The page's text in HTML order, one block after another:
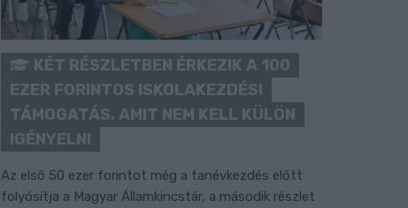
KÉT RÉSZLETBEN ÉRKEZIK A 100
EZER FORINTOS ISKOLAKEZDÉSI
TÁMOGATÁS, AMIT NEM KELL KÜLÖN
IGÉNYELNI
Az első 50 ezer forintot még a tanévkezdés előtt
folyósítja a Magyar Államkincstár, a második részlet